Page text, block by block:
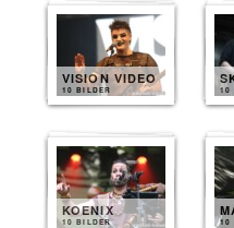
VISION VIDEO
10 BILDER 10
KOENIX
10 BILDER 10